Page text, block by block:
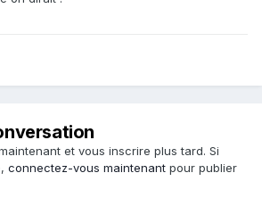
et vous inscrire plus tard. Si
connectez-vous maintenant pour publier